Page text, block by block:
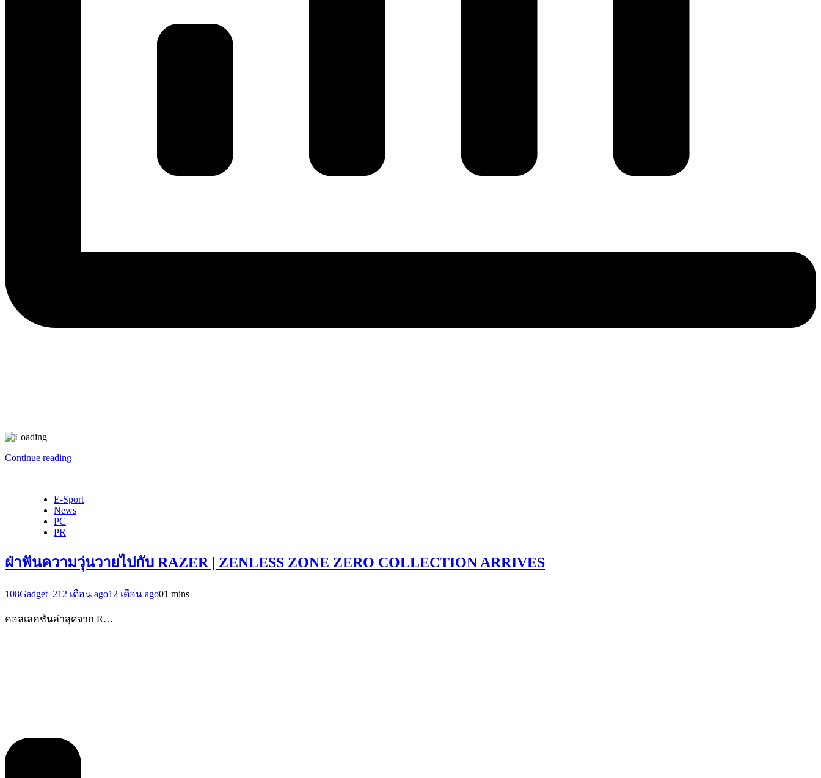
Continue reading
E-Sport
News
PC
PR
ฝ่าฟันความวุ่นวายไปกับ RAZER | ZENLESS ZONE ZERO COLLECTION ARRIVES
108Gadget_212 เดือน ago12 เดือน ago01 mins
คอลเลคชันล่าสุดจาก R…